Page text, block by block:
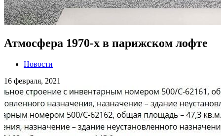
Атмосфера 1970-х в парижском лофте
Новости
16 февраля, 2021